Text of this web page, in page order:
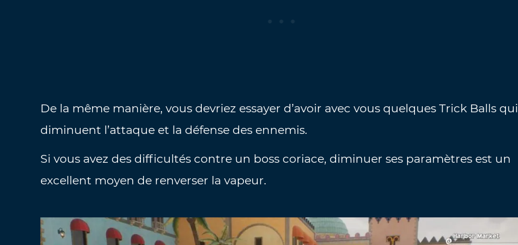
De la même manière, vous devriez essayer d’avoir avec vous quelques Trick Balls qui
diminuent l’attaque et la défense des ennemis.
Si vous avez des difficultés contre un boss coriace, diminuer ses paramètres est un
excellent moyen de renverser la vapeur.